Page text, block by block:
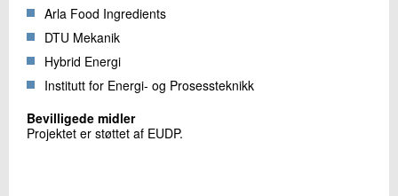
Arla Food Ingredients
DTU Mekanik
Hybrid Energi
Institutt for Energi- og Prosessteknikk
Bevilligede midler
Projektet er støttet af EUDP.